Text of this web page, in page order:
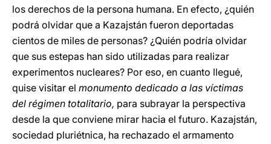
los derechos de la persona humana. En efecto, ¿quién
podrá olvidar que a Kazajstán fueron deportadas
cientos de miles de personas? ¿Quién podría olvidar
que sus estepas han sido utilizadas para realizar
experimentos nucleares? Por eso, en cuanto llegué,
quise visitar el monumento dedicado a las víctimas
del régimen totalitario, para subrayar la perspectiva
desde la que conviene mirar hacia el futuro. Kazajstán,
sociedad pluriétnica, ha rechazado el armamento